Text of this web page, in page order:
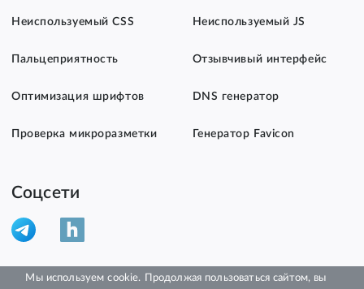
Неиспользуемый CSS Неиспользуемый JS
Пальцеприятность Отзывчивый интерфейс
Оптимизация шрифтов DNS генератор
Проверка микроразметки Генератор Favicon
Соцсети
Мы используем cookie. Продолжая пользоваться сайтом, вы